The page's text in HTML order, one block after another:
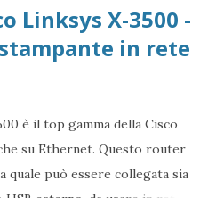
Linksys X-3500 -
in rete
è il top gamma della Cisco
su Ethernet. Questo router
quale può essere collegata sia